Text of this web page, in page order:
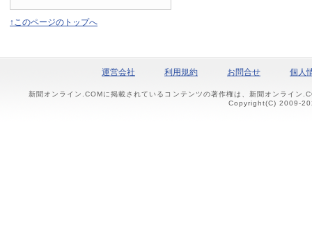
↑このページのトップへ
運営会社 利用規約 お問合せ 個人
新聞オンライン.COMに掲載されているコンテンツの著作権は、新聞オンライン
Copyright(C) 2009-